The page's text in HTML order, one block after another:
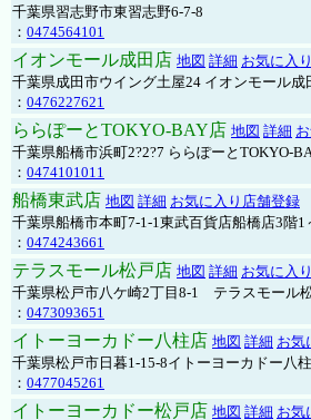
千葉県習志野市東習志野6-7-8
： 0474564101
イオンモール成田店 地図 詳細 お気に入
千葉県成田市ウイング土屋24 イオンモール成
： 0476227621
ららぽーとTOKYO-BAY店 地図 詳細
千葉県船橋市浜町2?2?7 ららぽーとTOKYO-
： 0474101011
船橋東武店 地図 詳細 お気に入り店舗登録
千葉県船橋市本町7-1-1東武百貨店船橋店3階1
： 0474243661
テラスモール松戸店 地図 詳細 お気に入
千葉県松戸市八ケ崎2丁目8-1 テラスモール
： 0473093651
イトーヨーカドー八柱店 地図 詳細 お気
千葉県松戸市日暮1-15-8イトーヨーカドー八
： 0477045261
イトーヨーカドー松戸店 地図 詳細 お気